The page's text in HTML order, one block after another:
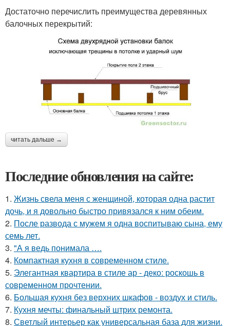
Достаточно перечислить преимущества деревянных
балочных перекрытий:
читать дальше →
Последние обновления на сайте:
1. Жизнь свела меня с женщиной, которая одна растит
дочь, и я довольно быстро привязался к ним обеим.
2. После развода с мужем я одна воспитываю сына, ему
семь лет.
3. "А я ведь понимала ….
4. Компактная кухня в современном стиле.
5. Элегантная квартира в стиле ар - деко: роскошь в
современном прочтении.
6. Большая кухня без верхних шкафов - воздух и стиль.
7. Кухня мечты: финальный штрих ремонта.
8. Светлый интерьер как универсальная база для жизни.